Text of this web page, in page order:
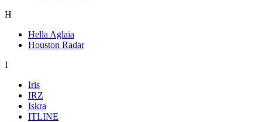
H
Hella Aglaia
Houston Radar
I
Iris
IRZ
Iskra
ITLINE